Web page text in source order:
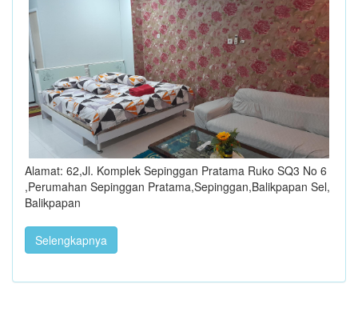
Alamat: 62,Jl. Komplek Sepinggan Pratama Ruko SQ3 No 6
,Perumahan Sepinggan Pratama,Sepinggan,Balikpapan Sel,
Balikpapan
Selengkapnya